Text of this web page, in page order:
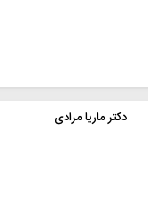
دکتر ماریا مرادی